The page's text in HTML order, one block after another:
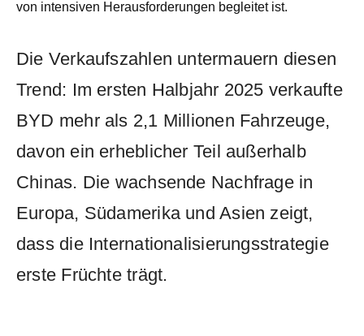
von intensiven Herausforderungen begleitet ist.
Die Verkaufszahlen untermauern diesen
Trend: Im ersten Halbjahr 2025 verkaufte
BYD mehr als 2,1 Millionen Fahrzeuge,
davon ein erheblicher Teil außerhalb
Chinas. Die wachsende Nachfrage in
Europa, Südamerika und Asien zeigt,
dass die Internationalisierungsstrategie
erste Früchte trägt.